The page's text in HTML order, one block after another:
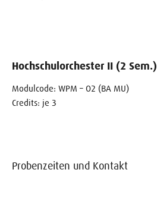
Hochschulorchester II (2 Sem.)
Modulcode: WPM – O2 (BA MU)
Credits: je 3
Probenzeiten und Kontakt